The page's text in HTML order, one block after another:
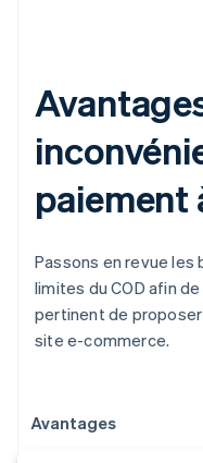
paiement
Passons en revue
limites du COD afin
pertinent de
site e-commerce.
Avantages